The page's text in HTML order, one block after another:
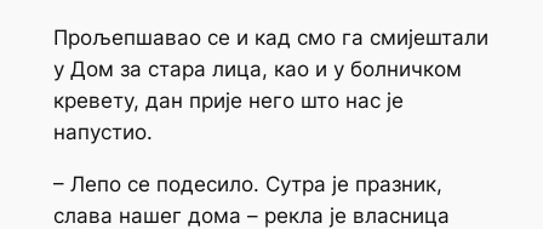
Прољепшавао се и кад смо га смијештали
у Дом за стара лица, као и у болничком
кревету, дан прије него што нас је
напустио.
– Лепо се подесило. Сутра је празник,
слава нашег дома – рекла је власница